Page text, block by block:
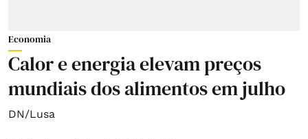
Economia
Calor e energia elevam preços
mundiais dos alimentos em julho
DN/Lusa